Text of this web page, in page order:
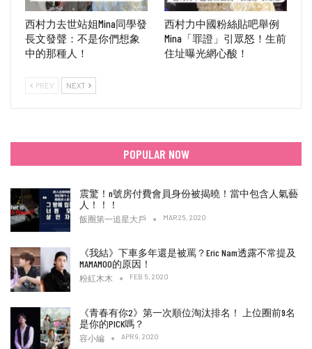
西村力去世站姐Mina同學發
長文發聲：不是你們想象
中的那種人！
西村力中國粉絲貼吧舉例
Mina「罪證」引眾怒！生前
住址曝光網心酸！
PREV NEXT
POPULAR NOW
震驚！n號房付費會員身份被揭曉！當中包含人氣藝
人！！！
飯圈第一追星大戶 MAR 25, 2020
《我結》下車多年還是被罵？Eric Nam透露不常提及
MAMAMOO的原因！
粉紅木木 FEB 5, 2020
《青春有你2》第一次順位淘汰排名！ 上位圈前9名
是你的PICK嗎？
容小編 APR 9, 2020